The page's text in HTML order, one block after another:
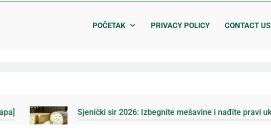
POČETAK PRIVACY POLICY CONTACT US
Sjenički sir 2026: Izbegnite mešavine i nađite pravi ukus [Cene]